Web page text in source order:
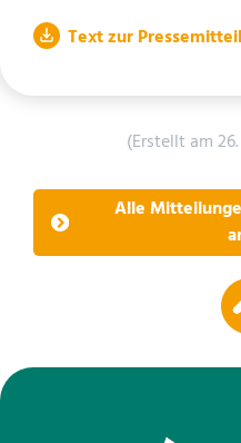
Text zur
(Erstellt am
Alle